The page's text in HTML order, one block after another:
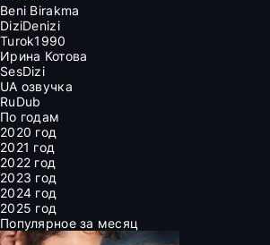
Beni Birakma
DiziDenizi
Turok1990
Ирина Котова
SesDizi
UA озвучка
RuDub
По годам
2020 год
2021 год
2022 год
2023 год
2024 год
2025 год
Популярное за месяц